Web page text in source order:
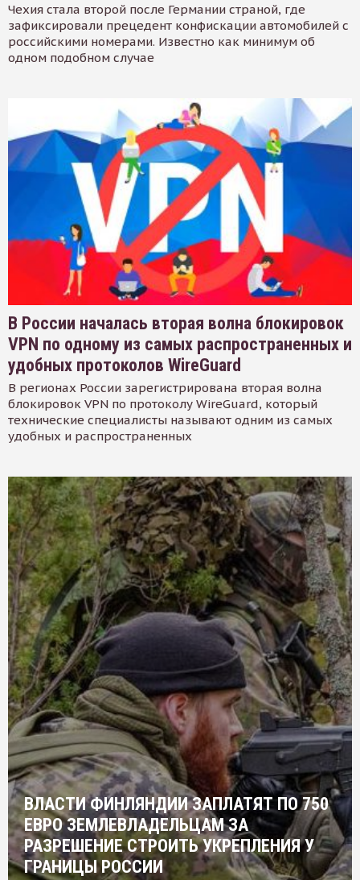
Чехия стала второй после Германии страной, где
зафиксировали прецедент конфискации автомобилей с
российскими номерами. Известно как минимум об
одном подобном случае
В России началась вторая волна блокировок
VPN по одному из самых распространенных и
удобных протоколов WireGuard
В регионах России зарегистрирована вторая волна
блокировок VPN по протоколу WireGuard, который
технические специалисты называют одним из самых
удобных и распространенных
ВЛАСТИ ФИНЛЯНДИИ ЗАПЛАТЯТ ПО 750
ЕВРО ЗЕМЛЕВЛАДЕЛЬЦАМ ЗА
РАЗРЕШЕНИЕ СТРОИТЬ УКРЕПЛЕНИЯ У
ГРАНИЦЫ РОССИИ